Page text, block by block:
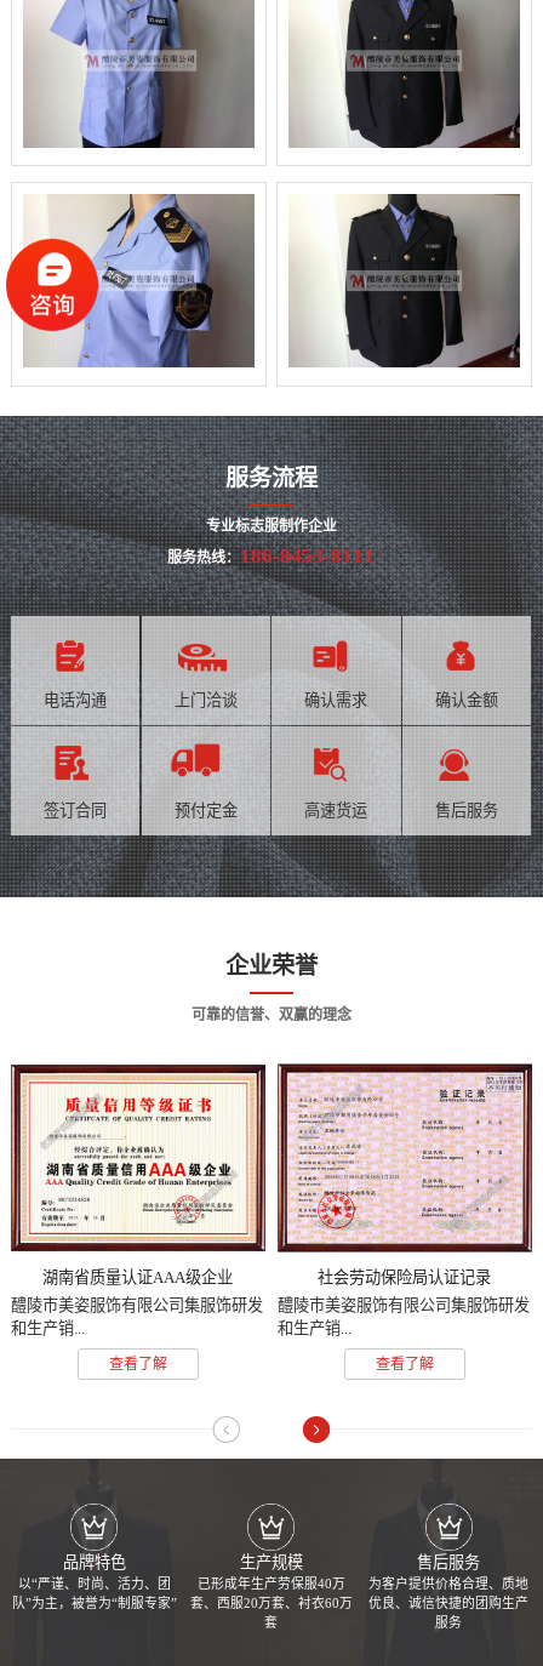
服务流程
专业标志服制作企业
服务热线：186-8453-8111
电话沟通 上门洽谈 确认需求 确认金额
签订合同 预付定金 高速货运 售后服务
企业荣誉
可靠的信誉、双赢的理念
湖南省质量认证AAA级企业
醴陵市美姿服饰有限公司集服饰研发
和生产销...
查看了解
社会劳动保险局认证记录
醴陵市美姿服饰有限公司集服饰研发
和生产销...
查看了解
品牌特色
以“严谨、时尚、活力、团
队”为主，被誉为“制服专家”
生产规模
已形成年生产劳保服40万
套、西服20万套、衬衣60万
套
售后服务
为客户提供价格合理、质地
优良、诚信快捷的团购生产
服务